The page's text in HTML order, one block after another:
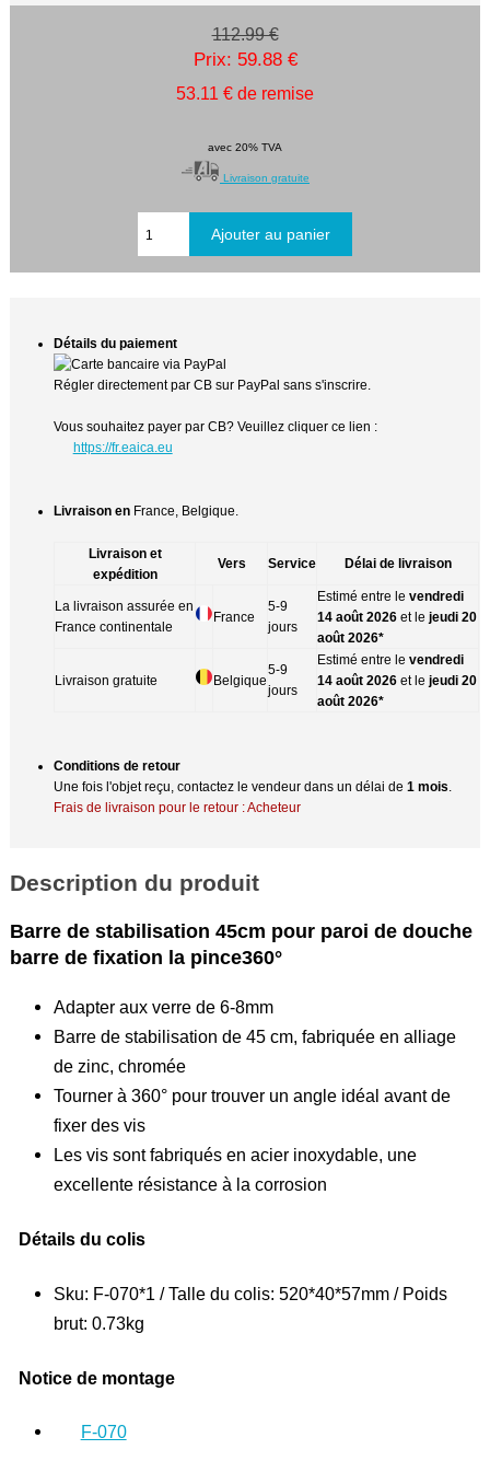
112.99 €
Prix: 59.88 €
53.11 € de remise
avec 20% TVA
Livraison gratuite
Détails du paiement
Régler directement par CB sur PayPal sans s'inscrire.
Vous souhaitez payer par CB? Veuillez cliquer ce lien :
https://fr.eaica.eu
Livraison en France, Belgique.
Livraison et
expédition
Vers Service Délai de livraison
La livraison assurée en
France continentale
France
5-9
jours
Estimé entre levendredi
14 août 2026 et lejeudi 20
août 2026*
Livraison gratuite Belgique
5-9
jours
Estimé entre levendredi
14 août 2026 et lejeudi 20
août 2026*
Conditions de retour
Une fois l'objet reçu, contactez le vendeur dans un délai de1 mois
Frais de livraison pour le retour : Acheteur
Description du produit
Barre de stabilisation 45cm pour paroi de douche
barre de fixation la pince360°
Adapter aux verre de 6-8mm
Barre de stabilisation de 45 cm, fabriquée en alliage
de zinc, chromée
Tourner à 360° pour trouver un angle idéal avant de
fixer des vis
Les vis sont fabriqués en acier inoxydable, une
excellente résistance à la corrosion
Détails du colis
Sku: F-070*1 / Talle du colis: 520*40*57mm / Poids
brut: 0.73kg
Notice de montage
F-070